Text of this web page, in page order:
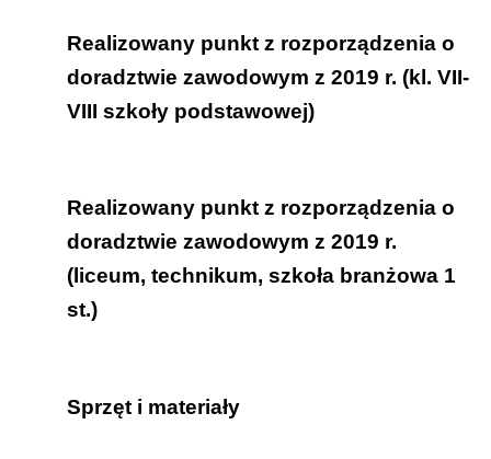
klasy VII-VIII szkoły podstawowej;
szkoły ponadpodstawowe.
Realizowany punkt z rozporządzenia o
doradztwie zawodowym z 2019 r. (kl. VII-
VIII szkoły podstawowej)
Uczeń wyszukuje i analizuje informacje
na temat zawodów oraz charakteryzuje
wybrane zawody, uwzględniając
Realizowany punkt z rozporządzenia o
doradztwie zawodowym z 2019 r.
(liceum, technikum, szkoła branżowa 1
st.)
Uczeń analizuje informacje o
Sprzęt i materiały